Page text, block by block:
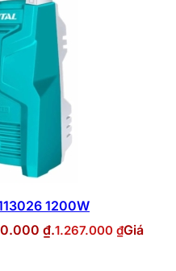
1200W
₫.1.267.000 ₫Giá